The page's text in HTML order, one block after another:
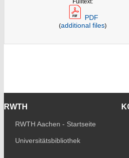
PDF
(additional files)
RWTH
RWTH Aachen - Startseite
Universitätsbibliothek